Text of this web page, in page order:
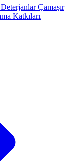
DeterjanlarÇamaşır
Katkıları